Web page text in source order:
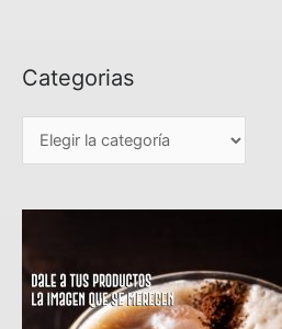
Categorias
C
r